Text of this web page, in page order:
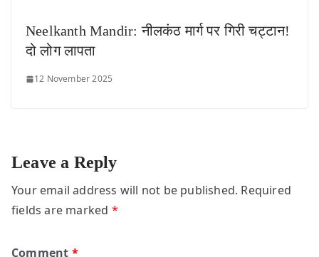
Neelkanth Mandir: नीलकंठ मार्ग पर गिरी चट्टान!
दो लोग लापता
12 November 2025
Leave a Reply
Your email address will not be published. Required
fields are marked *
Comment *